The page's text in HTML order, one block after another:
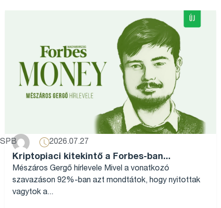
SPB 2026.07.27
Kriptopiaci kitekintő a Forbes-ban...
Mészáros Gergő hírlevele Mivel a vonatkozó
szavazáson 92%-ban azt mondtátok, hogy nyitottak
vagytok a...